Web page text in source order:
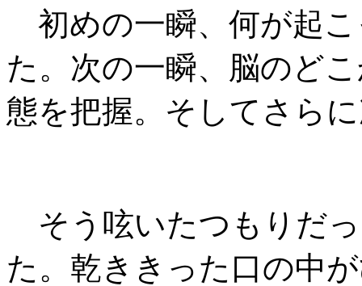
初めの一瞬、何が起
た。次の一瞬、脳のど
態を把握。そしてさら
そう呟いたつもりだ
た。乾ききった口の中